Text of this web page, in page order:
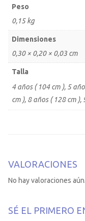
Peso
0,15 kg
Dimensiones
0,30 × 0,20 × 0,03 cm
Talla
4 años ( 104 cm ), 5
cm ), 8 años ( 128 cm ),
VALORACIONES
No hay valoraciones aún.
SÉ EL PRIMERO